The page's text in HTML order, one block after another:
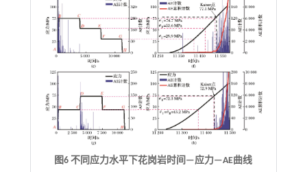
图6 不同应力水平下花岗岩时间—应力—AE曲线